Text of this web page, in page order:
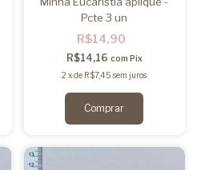
Pcte 3 un
R$14,90
R$14,16 com Pix
2 xde R$7,45 sem juros